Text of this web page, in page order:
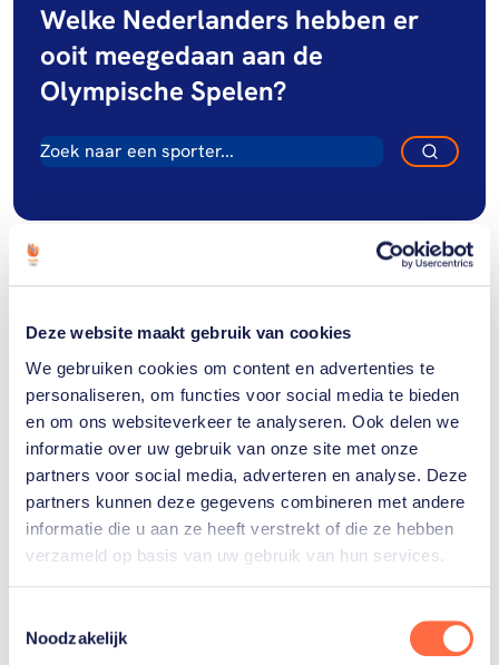
Deze website maakt gebruik van cookies
We gebruiken cookies om content en advertenties te
personaliseren, om functies voor social media te bieden
en om ons websiteverkeer te analyseren. Ook delen we
informatie over uw gebruik van onze site met onze
partners voor social media, adverteren en analyse. Deze
partners kunnen deze gegevens combineren met andere
informatie die u aan ze heeft verstrekt of die ze hebben
verzameld op basis van uw gebruik van hun services.
Noodzakelijk
Welke Nederlanders hebben er
ooit meegedaan aan de
Olympische Spelen?
Gerelateerde
artikelen
Toon alle